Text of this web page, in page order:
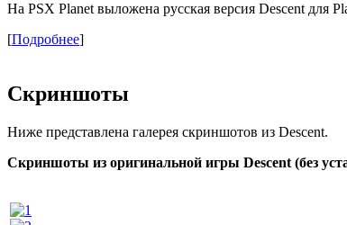
На PSX Planet выложена русская версия Descent для
[Подробнее]
Скриншоты
Ниже представлена галерея скриншотов из Descent.
Скриншоты из оригинальной игры Descent (без